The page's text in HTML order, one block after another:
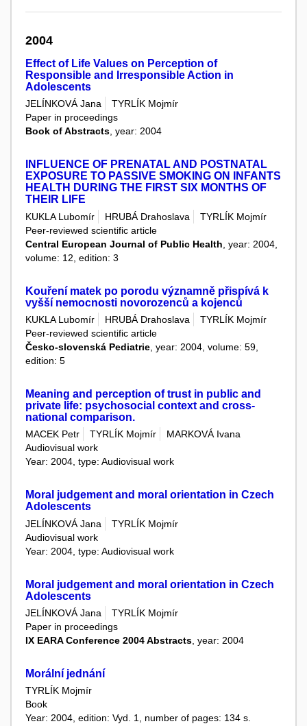
2004
Effect of Life Values on Perception of
Responsible and Irresponsible Action in
Adolescents
JELÍNKOVÁ Jana
TYRLÍK Mojmír
Paper in proceedings
Book of Abstracts, year: 2004
INFLUENCE OF PRENATAL AND POSTNATAL
EXPOSURE TO PASSIVE SMOKING ON INFANTS
HEALTH DURING THE FIRST SIX MONTHS OF
THEIR LIFE
KUKLA Lubomír HRUBÁ Drahoslava
TYRLÍK Mojmír
Peer-reviewed scientific article
Central European Journal of Public Health , year: 2004,
volume: 12, edition: 3
Kouření matek po porodu významně přispívá k
vyšší nemocnosti novorozenců a kojenců
KUKLA Lubomír HRUBÁ Drahoslava
TYRLÍK Mojmír
Peer-reviewed scientific article
Česko-slovenská Pediatrie , year: 2004, volume: 59,
edition: 5
Meaning and perception of trust in public and
private life: psychosocial context and cross-
national comparison.
MACEK Petr TYRLÍK Mojmír
MARKOVÁ Ivana
Audiovisual work
Year: 2004, type: Audiovisual work
Moral judgement and moral orientation in Czech
Adolescents
JELÍNKOVÁ Jana
TYRLÍK Mojmír
Audiovisual work
Year: 2004, type: Audiovisual work
Moral judgement and moral orientation in Czech
Adolescents
JELÍNKOVÁ Jana
TYRLÍK Mojmír
Paper in proceedings
IX EARA Conference 2004 Abstracts , year: 2004
Morální jednání
TYRLÍK Mojmír
Book
Year: 2004, edition: Vyd. 1, number of pages: 134 s.